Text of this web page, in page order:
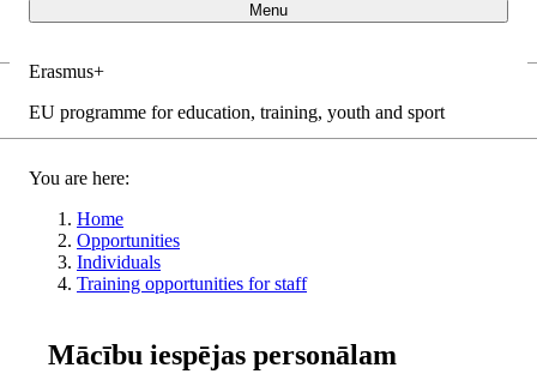
Menu
Erasmus+
EU programme for education, training, youth and sport
Profesionālā izglītība un apmācība
Pieaugušo izglītība
You are here:
Home
Opportunities
Individuals
Training opportunities for staff
Mācību iespējas personālam